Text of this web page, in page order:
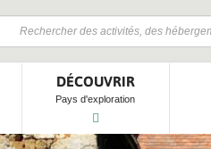
DÉCOUVRIR
Pays d'exploration